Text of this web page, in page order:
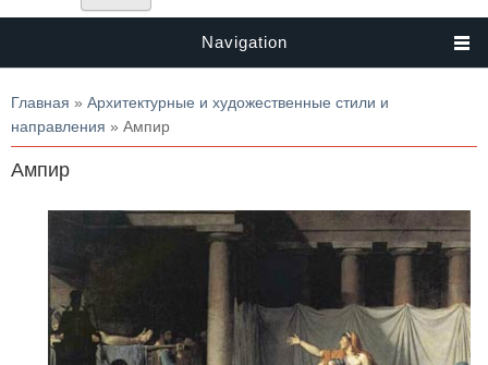
Navigation
Вы здесь
Главная » Архитектурные и художественные стили и
направления » Ампир
Ампир